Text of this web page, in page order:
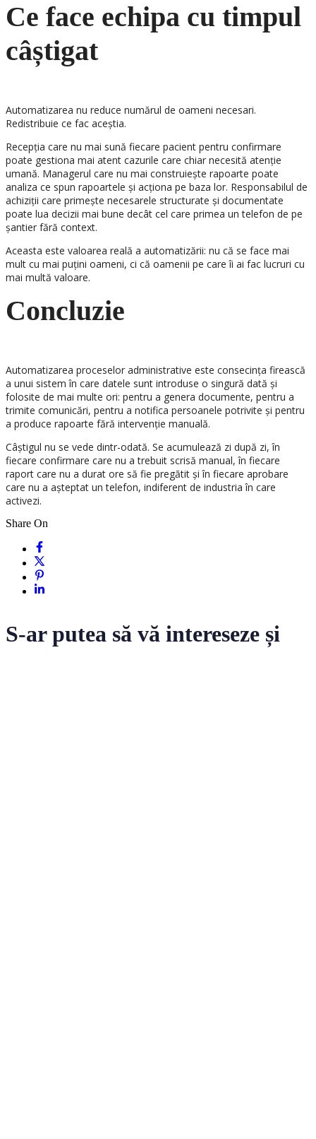
Ce face echipa cu timpul
câștigat
Automatizarea nu reduce numărul de oameni necesari.
Redistribuie ce fac aceștia.
Recepția care nu mai sună fiecare pacient pentru confirmare
poate gestiona mai atent cazurile care chiar necesită atenție
umană. Managerul care nu mai construiește rapoarte poate
analiza ce spun rapoartele și acționa pe baza lor. Responsabilul de
achiziții care primește necesarele structurate și documentate
poate lua decizii mai bune decât cel care primea un telefon de pe
șantier fără context.
Aceasta este valoarea reală a automatizării: nu că se face mai
mult cu mai puțini oameni, ci că oamenii pe care îi ai fac lucruri cu
mai multă valoare.
Concluzie
Automatizarea proceselor administrative este consecința firească
a unui sistem în care datele sunt introduse o singură dată și
folosite de mai multe ori: pentru a genera documente, pentru a
trimite comunicări, pentru a notifica persoanele potrivite și pentru
a produce rapoarte fără intervenție manuală.
Câștigul nu se vede dintr-odată. Se acumulează zi după zi, în
fiecare confirmare care nu a trebuit scrisă manual, în fiecare
raport care nu a durat ore să fie pregătit și în fiecare aprobare
care nu a așteptat un telefon, indiferent de industria în care
activezi.
Share On
S-ar putea să vă intereseze și